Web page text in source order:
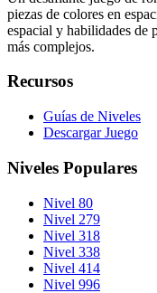
piezas de colores en
espacial y habilidades de
más complejos.
Recursos
Guías de Niveles
Descargar Juego
Niveles Populares
Nivel 80
Nivel 279
Nivel 318
Nivel 338
Nivel 414
Nivel 996